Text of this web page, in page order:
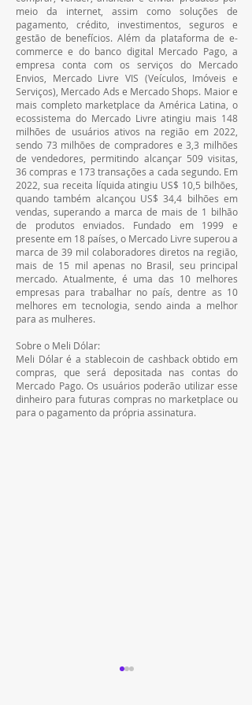
meio da internet, assim como soluções de
pagamento, crédito, investimentos, seguros e
gestão de benefícios. Além da plataforma de e-
commerce e do banco digital Mercado Pago, a
empresa conta com os serviços do Mercado
Envios, Mercado Livre VIS (Veículos, Imóveis e
Serviços), Mercado Ads e Mercado Shops. Maior e
mais completo marketplace da América Latina, o
ecossistema do Mercado Livre atingiu mais 148
milhões de usuários ativos na região em 2022,
sendo 73 milhões de compradores e 3,3 milhões
de vendedores, permitindo alcançar 509 visitas,
36 compras e 173 transações a cada segundo. Em
2022, sua receita líquida atingiu US$ 10,5 bilhões,
quando também alcançou US$ 34,4 bilhões em
vendas, superando a marca de mais de 1 bilhão
de produtos enviados. Fundado em 1999 e
presente em 18 países, o Mercado Livre superou a
marca de 39 mil colaboradores diretos na região,
mais de 15 mil apenas no Brasil, seu principal
mercado. Atualmente, é uma das 10 melhores
empresas para trabalhar no país, dentre as 10
melhores em tecnologia, sendo ainda a melhor
para as mulheres.
Sobre o Meli Dólar:
Meli Dólar é a stablecoin de cashback obtido em
compras, que será depositada nas contas do
Mercado Pago. Os usuários poderão utilizar esse
dinheiro para futuras compras no marketplace ou
para o pagamento da própria assinatura.